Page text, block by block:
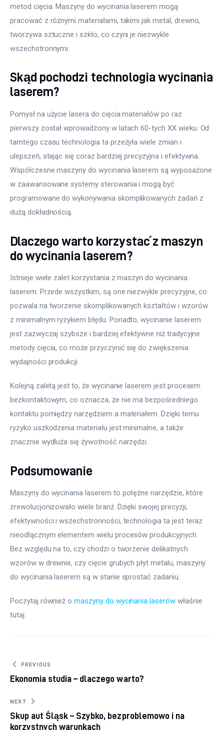
metod cięcia. Maszyny do wycinania laserem mogą
pracować z różnymi materiałami, takimi jak metal, drewno,
tworzywa sztuczne i szkło, co czyni je niezwykle
wszechstronnymi.
Skąd pochodzi technologia wycinania
laserem?
Pomysł na użycie lasera do cięcia materiałów po raz
pierwszy został wprowadzony w latach 60-tych XX wieku. Od
tamtego czasu technologia ta przeżyła wiele zmian i
ulepszeń, stając się coraz bardziej precyzyjna i efektywna.
Współczesne maszyny do wycinania laserem są wyposażone
w zaawansowane systemy sterowania i mogą być
programowane do wykonywania skomplikowanych zadań z
dużą dokładnością.
Dlaczego warto korzystać z maszyn
do wycinania laserem?
Istnieje wiele zalet korzystania z maszyn do wycinania
laserem. Przede wszystkim, są one niezwykle precyzyjne, co
pozwala na tworzenie skomplikowanych kształtów i wzorów
z minimalnym ryzykiem błędu. Ponadto, wycinanie laserem
jest zazwyczaj szybsze i bardziej efektywne niż tradycyjne
metody cięcia, co może przyczynić się do zwiększenia
wydajności produkcji.
Kolejną zaletą jest to, że wycinanie laserem jest procesem
bezkontaktowym, co oznacza, że nie ma bezpośredniego
kontaktu pomiędzy narzędziem a materiałem. Dzięki temu
ryzyko uszkodzenia materiału jest minimalne, a także
znacznie wydłuża się żywotność narzędzi.
Podsumowanie
Maszyny do wycinania laserem to potężne narzędzie, które
zrewolucjonizowało wiele branż. Dzięki swojej precyzji,
efektywności i wszechstronności, technologia ta jest teraz
nieodłącznym elementem wielu procesów produkcyjnych.
Bez względu na to, czy chodzi o tworzenie delikatnych
wzorów w drewnie, czy cięcie grubych płyt metalu, maszyny
do wycinania laserem są w stanie sprostać zadaniu.
Poczytaj również o maszyny do wycinania laserów właśnie
tutaj.
Nawigacja wpisu
PREVIOUS
Ekonomia studia – dlaczego warto?
NEXT
Skup aut Śląsk – Szybko, bezproblemowo i na
korzystnych warunkach